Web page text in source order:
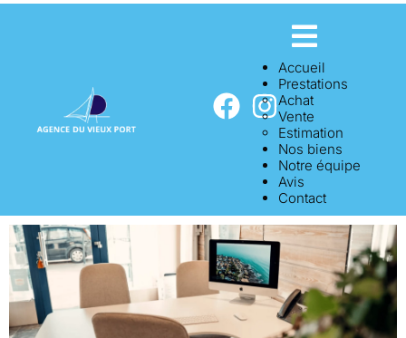
Accueil
Prestations
Achat
Vente
Estimation
Nos biens
Notre équipe
Avis
Contact